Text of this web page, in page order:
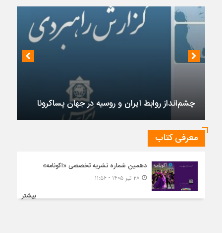
چشم‌انداز روابط ایران و روسیه در جهان پساکرونا
معرفی کتاب
دهمین شماره نشریه تخصصی «اکونامه»
بیشتر